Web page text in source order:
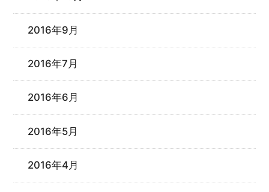
2016年9月
2016年7月
2016年6月
2016年5月
2016年4月